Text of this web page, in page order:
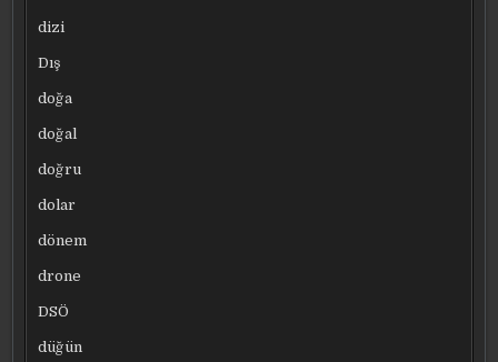
dizi
Dış
doğa
doğal
doğru
dolar
dönem
drone
DSÖ
düğün